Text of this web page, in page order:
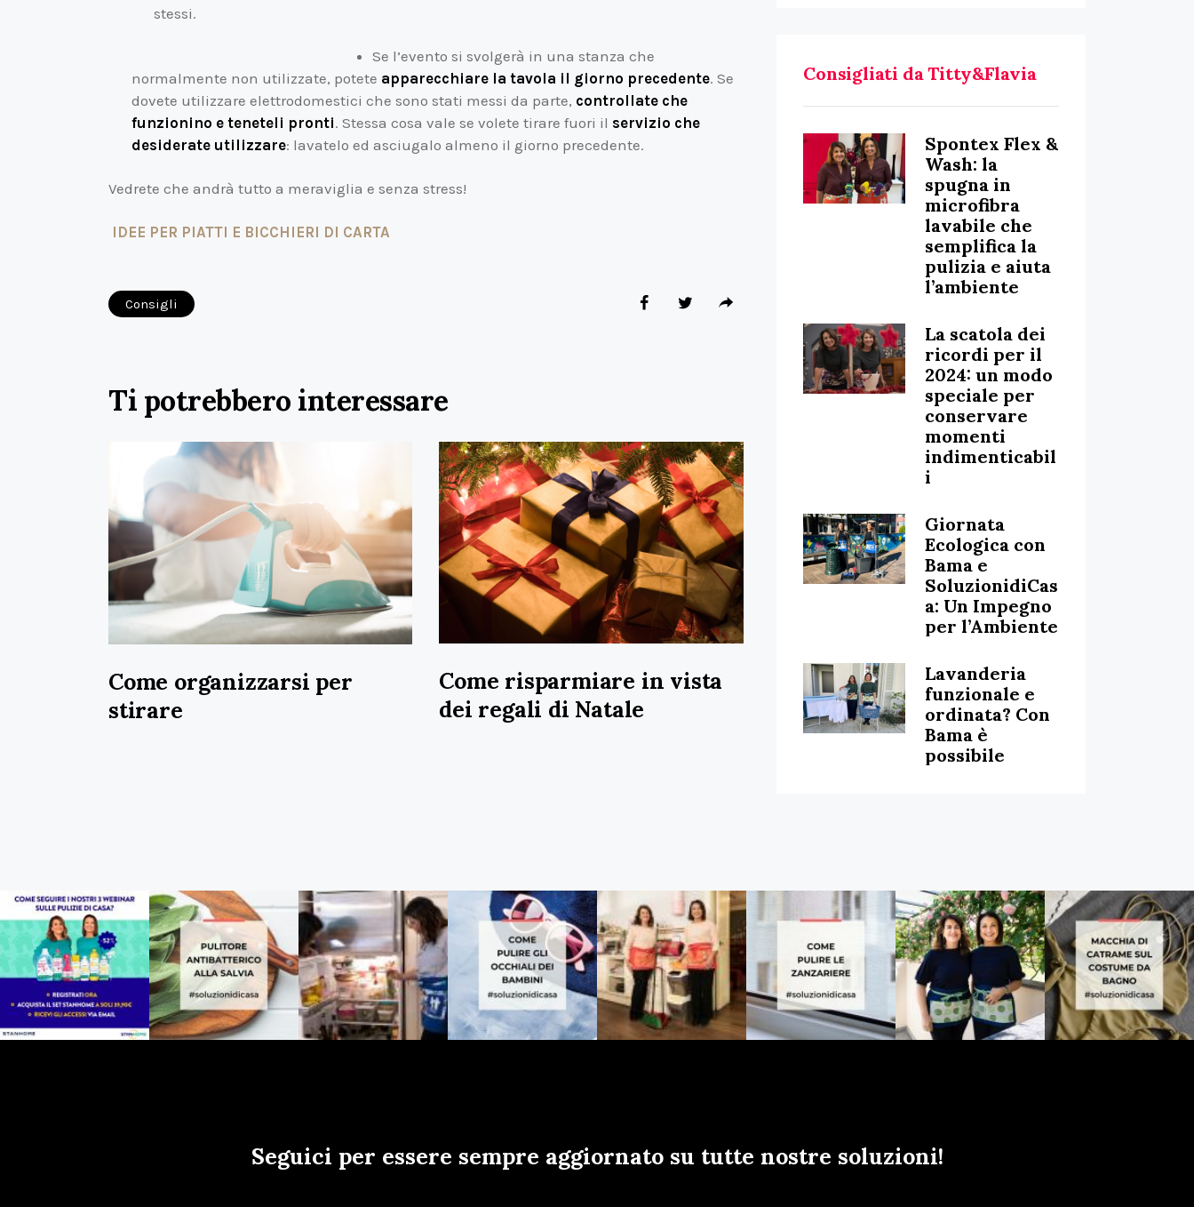
stessi.
Se l’evento si svolgerà in una stanza che
normalmente non utilizzate, potete apparecchiare la tavola il giorno precedente. Se
dovete utilizzare elettrodomestici che sono stati messi da parte, controllate che
funzionino e teneteli pronti. Stessa cosa vale se volete tirare fuori il servizio che
desiderate utilizzare: lavatelo ed asciugalo almeno il giorno precedente.
Vedrete che andrà tutto a meraviglia e senza stress!
IDEE PER PIATTI E BICCHIERI DI CARTA
Consigli
Ti potrebbero interessare
Come organizzarsi per
stirare
Come risparmiare in vista
dei regali di Natale
Consigliati da Titty&Flavia
Spontex Flex &
Wash: la
spugna in
microfibra
lavabile che
semplifica la
pulizia e aiuta
l’ambiente
La scatola dei
ricordi per il
2024: un modo
speciale per
conservare
momenti
indimenticabil
i
Giornata
Ecologica con
Bama e
SoluzionidiCas
a: Un Impegno
per l’Ambiente
Lavanderia
funzionale e
ordinata? Con
Bama è
possibile
Seguici per essere sempre aggiornato su tutte nostre soluzioni!